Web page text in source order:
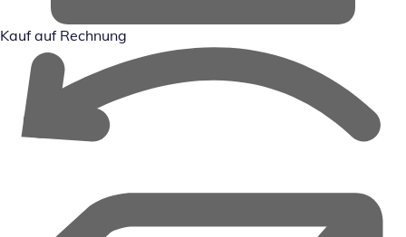
Kauf auf Rechnung